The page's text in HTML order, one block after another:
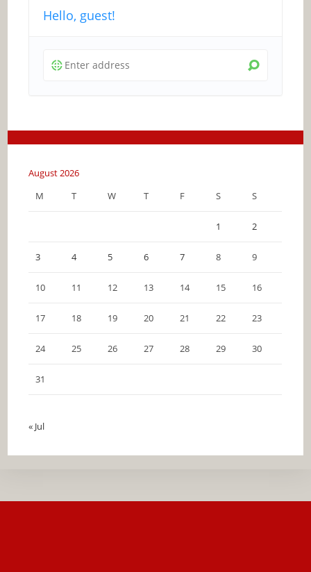
Hello, guest!
August 2026
M
T W T F S S
1 2
3 4 5 6 7 8 9
10 11 12 13 14 15 16
17 18 19 20 21 22 23
24 25 26 27 28 29 30
31
« Jul